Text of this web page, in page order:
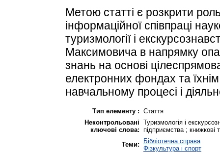
Метою статті є розкрити
інформаційної співпраці
туризмології і
Максимовича в напрямку
знань на основі
електронних фондах та
навчальному процесі і
Тип елементу : Стаття
Неконтрольовані
ключові слова:
Туризмологія і
підприємства ; книжкові
Теми:
Бібліотечна справа
Фізкультура і спорт